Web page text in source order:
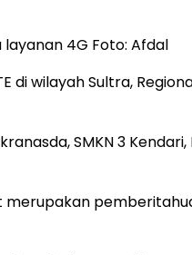
layanan 4G Foto: Afdal
di wilayah Sultra,
SMKN 3